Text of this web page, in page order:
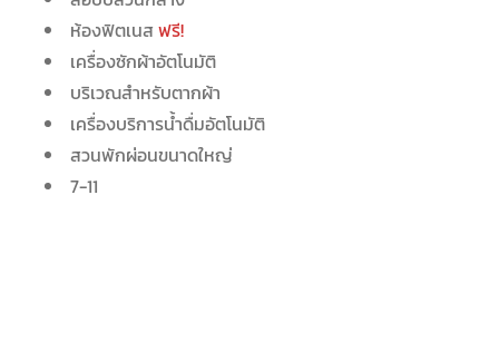
ห้องฟิตเนส ฟรี!
เครื่องซักผ้าอัตโนมัติ
บริเวณสำหรับตากผ้า
เครื่องบริการน้ำดื่มอัตโนมัติ
สวนพักผ่อนขนาดใหญ่
7-11